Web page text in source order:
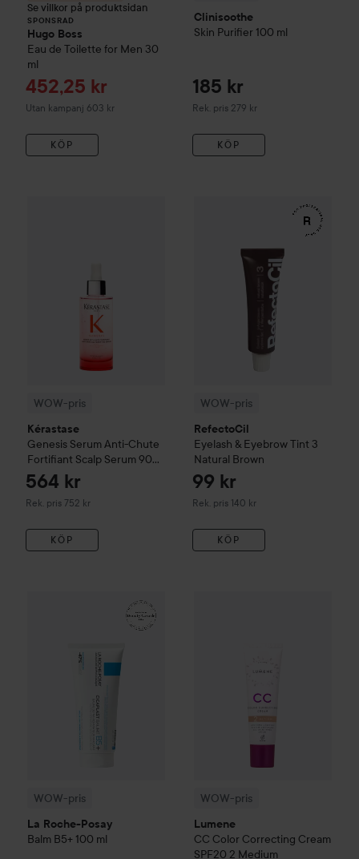
Se villkor på produktsidan
SPONSRAD
Hugo Boss
Eau de Toilette for Men 30
ml
Reapris
452,25 kr
Utan kampanj 603 kr
KÖP
Clinisoothe
Skin Purifier 100 ml
185 kr
Rek. pris 279 kr
Rekommenderat pris 279 kr
KÖP
WOW-pris
Kérastase
Genesis Serum Anti-Chute
Fortifiant Scalp Serum90
ml
564 kr
Rek. pris 752 kr
Rekommenderat pris 752 kr
KÖP
Serum Anti-Chute Fortifiant
WOW-pris
RefectoCil
Eyelash & Eyebrow Tint 3
Natural Brown
99 kr
Rek. pris 140 kr
Rekommenderat pris 140 kr
KÖP
RefectoCilEyelash
WOW-pris
La Roche-Posay
Balm B5+ 100 ml
La Roche-Posay
WOW-pris
Lumene
CC Color Correcting Cream
SPF20 2 Medium